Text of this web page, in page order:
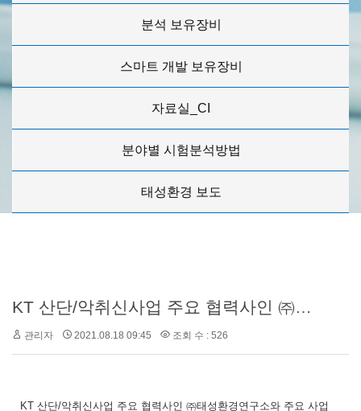
분석 보유장비
스마트 개발 보유장비
자료실_CI
분야별 시험분석방법
태성환경 보도
KT 산단/악취신사업 주요 협력사인 ㈜태성환경연구소와 주요 사업 협력방안 협의
관리자 2021.08.18 09:45 조회 수 : 526
KT 산단/악취신사업 주요 협력사인 ㈜태성환경연구소와 주요 사업